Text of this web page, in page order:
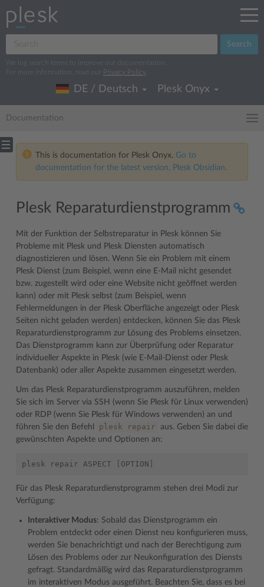
Search
We log search terms to improve our documentation.
For more information, read our
Privacy Policy
DE / Deutsch Plesk Onyx
Documentation
This is documentation for Plesk Onyx. Go to
documentation for the latest version, Plesk Obsidian.
Plesk Reparaturdienstprogramm
Mit der Funktion der Selbstreparatur in Plesk können Sie
Probleme mit Plesk und Plesk Diensten automatisch
diagnostizieren und lösen. Wenn Sie ein Problem mit einem
Plesk Dienst (zum Beispiel, wenn eine E-Mail nicht gesendet
bzw. zugestellt wird oder eine Website nicht geöffnet werden
kann) oder mit Plesk selbst (zum Beispiel, wenn
Fehlermeldungen in der Plesk Oberfläche angezeigt oder Plesk
Seiten nicht geladen werden) entdecken, können Sie das Plesk
Reparaturdienstprogramm zur Lösung des Problems einsetzen.
Das Dienstprogramm kann zur Überprüfung oder Reparatur
individueller Aspekte in Plesk (wie E-Mail-Dienst oder Plesk
Datenbank) oder aller Aspekte zusammen eingesetzt werden.
Um das Plesk Reparaturdienstprogramm auszuführen, melden
Sie sich im Server via SSH (wenn Sie Plesk für Linux verwenden)
oder RDP (wenn Sie Plesk für Windows verwenden) an und
führen Sie den Befehl
plesk repair
aus. Geben Sie dabei die
gewünschten Aspekte und Optionen an:
plesk repair ASPECT OPTION
Für das Plesk Reparaturdienstprogramm stehen drei Modi zur
Verfügung:
Interaktiver Modus: Sobald das Dienstprogramm ein
Problem entdeckt oder einen Dienst neu konfigurieren muss,
werden Sie benachrichtigt und nach der Berechtigung zum
Lösen des Problems oder zur Neukonfiguration des Diensts
gefragt. Standardmäßig wird das Reparaturdienstprogramm
im interaktiven Modus ausgeführt. Beachten Sie, dass es bei